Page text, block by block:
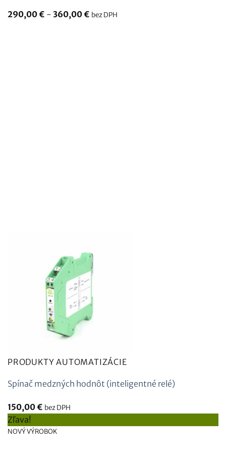
290,00€ - 360,00€ Cenové
bez DPH
PRODUKTY AUTOMATIZÁCIE
Spínač medzných hodnôt (inteligentné relé)
150,00€ bez DPH
Zľava!
NOVÝ VÝROBOK